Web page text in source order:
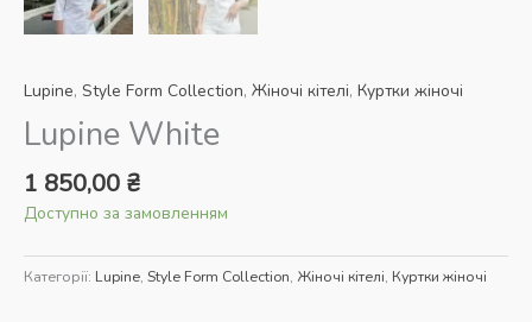
Lupine, Style Form Collection, Жіночі кітелі, Куртки жіночі
Lupine White
1 850,00 ₴
Доступно за замовленням
Категорії: Lupine, Style Form Collection, Жіночі кітелі, Куртки жіночі